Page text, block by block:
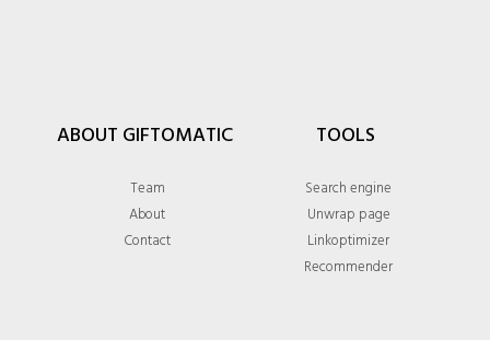
ABOUT GIFTOMATIC
Team
About
Contact
TOOLS
Search engine
Unwrap page
Linkoptimizer
Recommender